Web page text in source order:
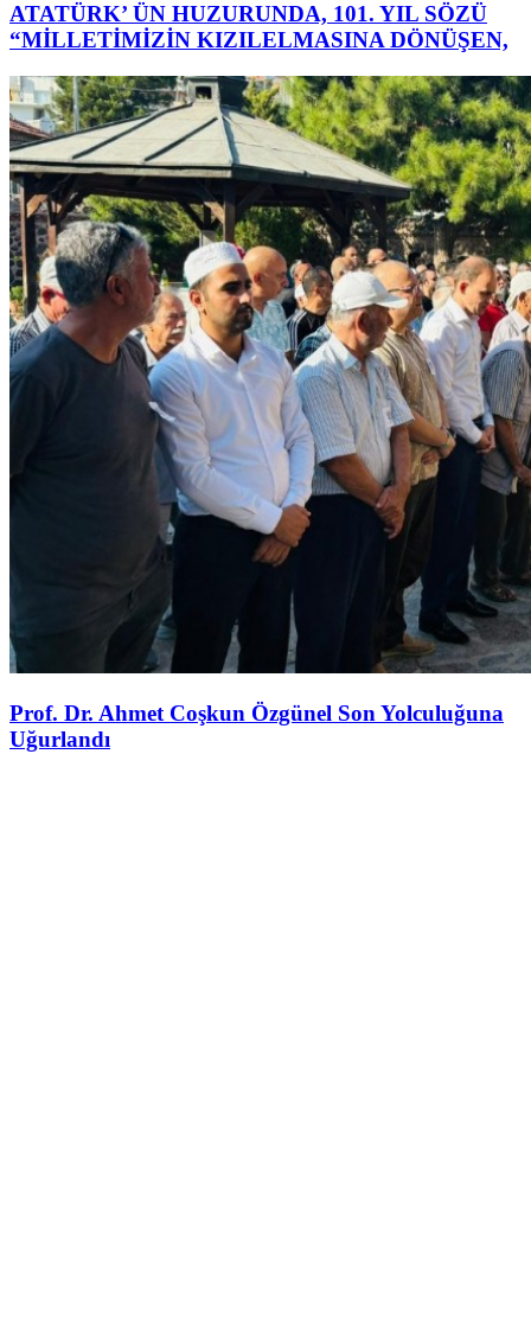
ATATÜRK’ ÜN HUZURUNDA, 101. YIL SÖZÜ
“MİLLETİMİZİN KIZILELMASINA DÖNÜŞEN,
Prof. Dr. Ahmet Coşkun Özgünel Son Yolculuğuna
Uğurlandı